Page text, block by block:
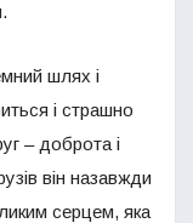
шлях і
і страшно
– доброта і
він назавжди
серцем, яка